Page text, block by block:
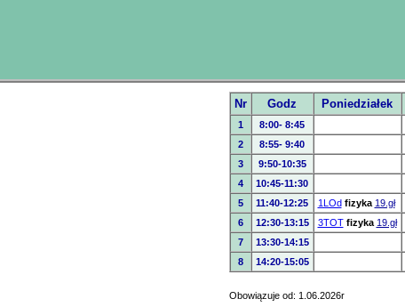
Nr Godz Poniedziałek
1 8:00- 8:45
2 8:55- 9:40
3
9:50-10:35
4
10:45-11:30
5
11:40-12:25 1LOd fizyka 19.gł
6
12:30-13:15 3TOT fizyka 19.gł
7
13:30-14:15
8
14:20-15:05
Obowiązuje od: 1.06.2026r